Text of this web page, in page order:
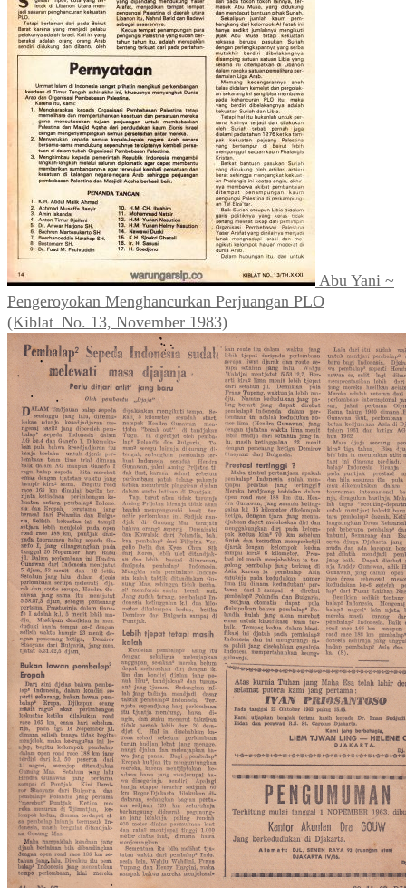
Abu Yani ~
Pengeroyokan Menghancurkan Perjuangan PLO
(Kiblat_No. 13, November 1983)